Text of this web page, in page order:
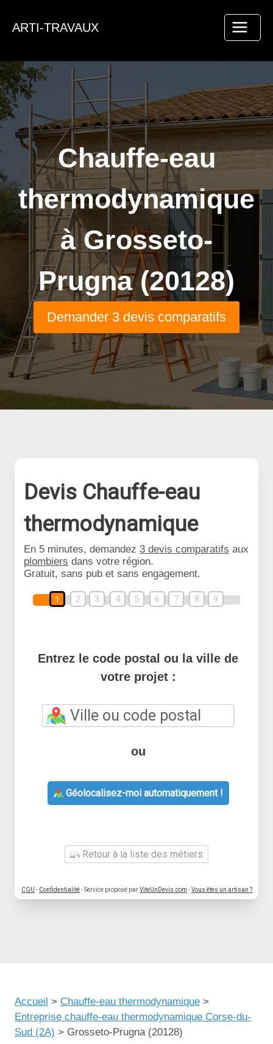
ARTI-TRAVAUX
Chauffe-eau
thermodynamique
à Grosseto-
Prugna (20128)
Demander 3 devis comparatifs
Devis Chauffe-eau
thermodynamique
En 5 minutes, demandez 3 devis comparatifs aux
plombiers dans votre région.
Gratuit, sans pub et sans engagement.
1 2 3 4 5 6 7 8 9
Entrez le code postal ou la ville de
votre projet :
ou
Géolocalisez-moi automatiquement !
Retour à la liste des métiers
CGU - Confidentialité- Service proposé parViteUnDevis.com -Vous êtes un artisan ?
Accueil > Chauffe-eau thermodynamique >
Entreprise chauffe-eau thermodynamique Corse-du-
Sud (2A) > Grosseto-Prugna (20128)